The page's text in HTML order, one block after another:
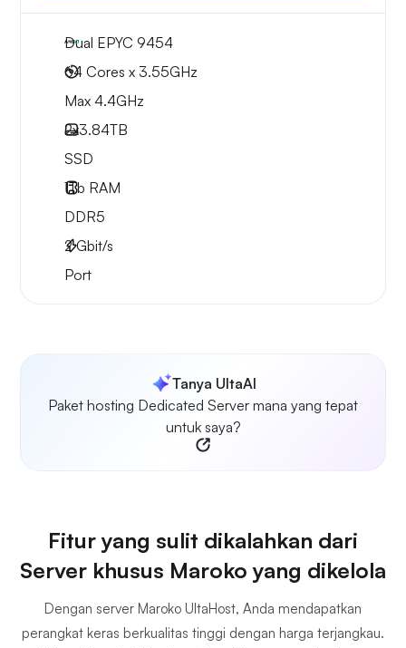
Dual EPYC 9454
64 Cores x 3.55GHz
Max 4.4GHz
2x3.84TB
SSD
1Tb RAM
DDR5
2Gbit/s
Port
Tanya UltaAI
Paket hosting Dedicated Server mana yang tepat
untuk saya?
Fitur yang sulit dikalahkan dari
Server khusus Maroko yang dikelola
Dengan server Maroko UltaHost, Anda mendapatkan
perangkat keras berkualitas tinggi dengan harga terjangkau.